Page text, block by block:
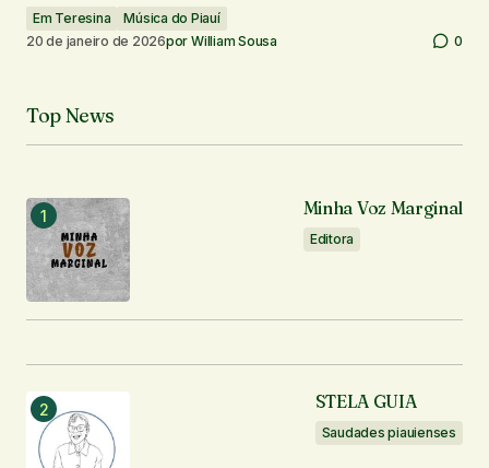
Em Teresina
Música do Piauí
20 de janeiro de 2026por William Sousa 0
Top News
Minha Voz Marginal
Editora
STELA GUIA
Saudades piauienses